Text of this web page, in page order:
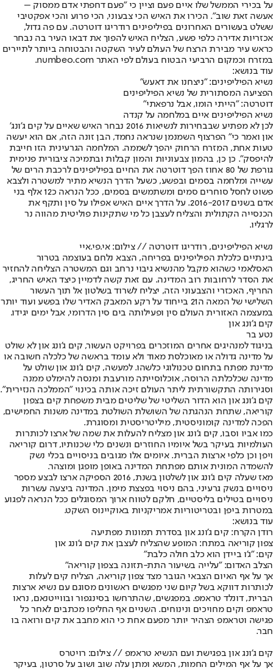
על בכירי הממשל שלו איים פעם וציין כי "פעם דחפתי אדם ממסוק –
אעשה זאת שוב". הכירו את האיש הכי צבעוני, הכי פרוע והכי אפקטיבי
ששלט בעשורים האחרונים בפיליפינים רודריגו דוטרטה. עם פה גדול,
אכזריות אדירה כלפי פשע, הצליח האיש להפוך את דבאו העיר בה נבחר
כראש עיר מבירת הרצח של העולם לעיר השקטה והבטוחה ביותר לתיירים
במזרח וכמקום הרביעי הבטוח בעולם לפי האתר numbeo.com.
עוד בנושא:
נשיא הפיליפינים: "ניצחנו את דאעש"
הפציעה המסתורית של נשיא הפיליפינים
דוטרטה: "הייתי הומו, אבל נרפאתי"
נשיא הפיליפינים איים במלחמה על קנדה
לכן לא מפתיע שבבחירות לנשיאות 2016 נבחר האיש שאיים על קים ג'ונג'
און ואמר כי" הפרצוף השמנמן שנראה נחמד, הבן זונה הזה, אם הוא יעשה
טעות אחת, המזרח הרחוק יהפך לשממה. המלחמה הגרעינית הזו חייבת
להיפסק". כן כן, בהמון צבעוניות והמון קבלות ובתמיכה ציבורית פנימית
גורפת של 80 אחוז הפך דוטרטה את החיים בפיליפינים לרכבת הרים של
עשייה ומלחמה בסמים ובפשע, כשעל הדרך הנשיא מתיר למשטרה ולצבא
פשוט לחסל סוחרים סמים ומשתמשים בסמים, ככל הנראה כ12 אלף בני
אדם בשנים 2016-2017. על הדרך איים האיש אפילו על סין ותקף את
הכנסייה הקתולית והצליח לעצבן כל מי שתקינות פוליטית מהווה נר
לרגליו.
נשיא הפיליפינים, רודריגו דוטרטה // צילום: אי.פי.איי
בינתיים כלכלת הפיליפינים בפריחה, הצבא נלחם בעוצמה בטרור
האסלאמי כשהוא מקבל מהנשיא גיבוי נרחב וגם המשטרה הצליחה להחזיר
את הסדר לרחובות רוב המדינה. עם זאת קשה לדמיין כיצד האיש החריג,
החריף, האכזרי והצבעוני הזה, יצליח לשרוד בשלטון אל תוך העשור
השלישי של המאה ה21 בייחוד על רקע המאבק האדיר שלו בפשע ועוד יותר
במעצמה האזורית העולם סין ופעילותה בים סין הדרומי, אבל ימים יגידו.
קים ג'ונג און
נטע בר
בניגוד למנהיגים אחרים המוזכרים בפרויקט העשור, קים ג'ונג און לא שולט
על מדינה גדולה או מאוכלסת מאוד ולא עומד בראשה של כלכלה חשובה או
מדינת מפתח בתחום טכנולוגי כלשהו. למעשה, קים ג'ונג און שולט על
מדינה שכלכלתה הרוסה, אוכלוסייתה מורעבת ומנסה להימלט ממנה
וסגירותה התקשורתית ליתר העולם זיכה אותה בכינוי "הממלכה הנזירית".
קים ג'ונג און הוא הדור השליטי של שליטים מבית משפחת קים בצפון
קוריאה, שתחת הנהגתה של השושלת השולטת במדינה משנות החמישים,
הפכה למדינה קומוניסטית, מיליטריסטית ומסוגרת.
כמו אביו וסבו, קים ג'ונג און מצליח להעלות את שמה של ארצו לכותרות
העולמיות בעיקר בשל איומיו החוזרים ונשנים כלי שכנותיו, דרום קוריאה
ויפן וכן כלפי ארצות הברית. איומים אלו מגובים בניסויים בכלי נשק
להשמדה המונית אותם מפתחת המדינה באופן מופגן ומוצהר.
מאז שעלה קים ג'ונג און לשלטון בשנת, 2016 הספיקה ארצו לבצע מספר
ניסויים בנשק גרעיני, בהם ניסוי בפצצת מימן. המדינה ביצעה עשרות
ניסויים בטילים בליסטיים, חלקם לטווח ארוך המסוגלים ככל הנראה לפגוע
במטרות ביפן ובטריטוריות אמריקניות באוקיינוס השקט.
עוד בנושא:
רודן הקרח: קים ג'ונג און בסדרת תמונות מפתיעה
צפון קוריאה במתח: המופע שהצליח לעצבן את קים ג'ונג און
קים: "ג'ו ביידן הוא כלב חולה כלבת"
הצלב האדום: "עלייה בשיעור התת-תזונה בצפון קוריאה"
אך על אף האיום הצבאי הגובר מצד צפון קוריאה, הצליח קים לעלות
לכותרות דווקא בשל קיום שני מפגשים ראשונים מסוגם עם נשיא ארצות
הברית, דונלד טראמפ. במפגשים, שהתרחשו בסינגפור ובווייטנאם, נראו
טראמפ וקים מחויכים ונינוחים. השניים אף החליפו מכתבים לאחר כל
פגישה וטראמפ הצהיר יותר מפעם אחת כי הוא מחבב את קים ורואה בו
חבר.
קים ג'ונג און בפגישת ועם הנשיא טראמפ // צילום: רויטרס
אך על אף המילים החמות, המשא ומתן עלה שוב ושוב על סרטון, בעיקר